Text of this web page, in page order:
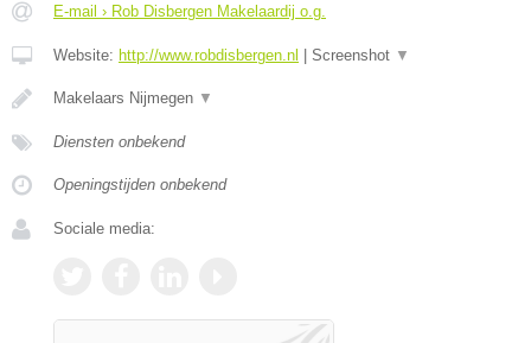
E-mail › Rob Disbergen Makelaardij o.g.
Website: http://www.robdisbergen.nl Screenshot ▼
Makelaars Nijmegen ▼
Diensten onbekend
Openingstijden onbekend
Sociale media: